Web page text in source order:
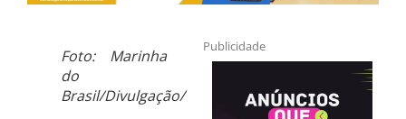
Foto: Marinha
do
Brasil/Divulgação/
Publicidade